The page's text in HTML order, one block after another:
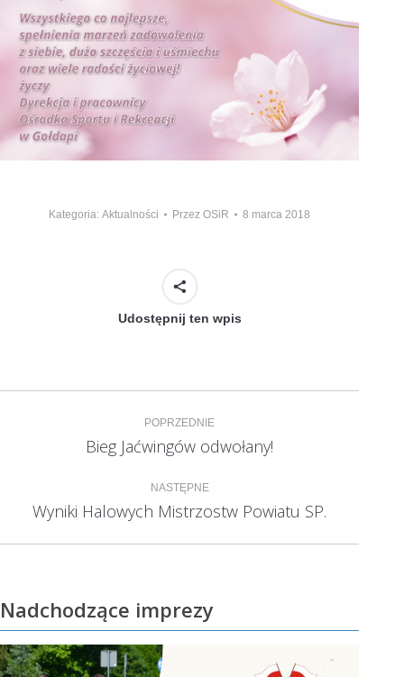
Kategoria: Aktualności Przez OSiR 8 marca 2018
Udostępnij ten wpis
Nawigacja
wpisów
POPRZEDNIE
Poprzedni
Bieg Jaćwingów odwołany!
NASTĘPNE
Następny
Wyniki Halowych Mistrzostw Powiatu SP.
Nadchodzące imprezy